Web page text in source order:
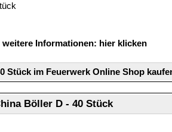
Informationen: hier klicken
Stück im Feuerwerk Online Shop
Böller D - 40 Stück